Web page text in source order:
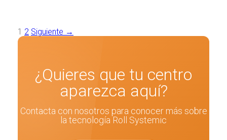
Paginación
de
1 2 Siguiente →
¿Quieres que tu centro
aparezca aquí?
Contacta con nosotros para conocer más sobre
la tecnología Roll Systemic